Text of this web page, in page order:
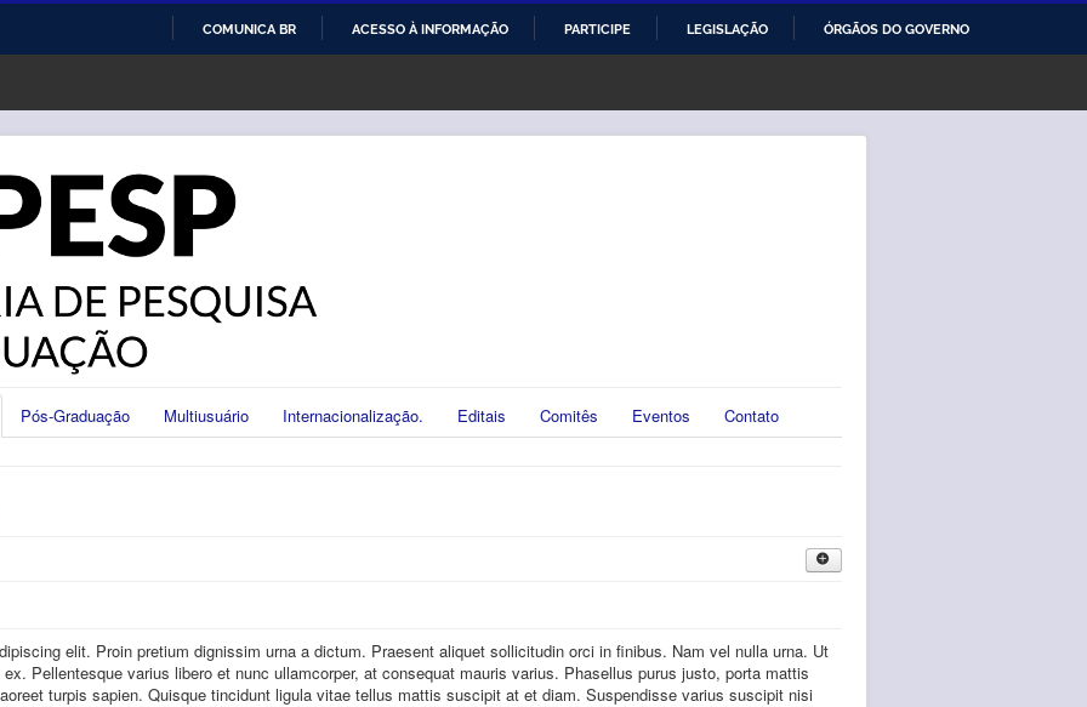
O
CONTEÚDO
COMUNICA BR ACESSO À INFORMAÇÃO PARTICIPE LEGISLAÇÃO ÓRGÃOS DO GOVERNO
Pós-Graduação Multiusuário Internacionalização. Editais Comitês Eventos Contato
1
elit. Proin pretium dignissim urna a dictum. Praesent aliquet sollicitudin orci in finibus. Nam vel nulla urna. Ut
Pellentesque varius libero et nunc ullamcorper, at consequat mauris varius. Phasellus purus justo, porta mattis
turpis sapien. Quisque tincidunt ligula vitae tellus mattis suscipit at et diam. Suspendisse varius suscipit nisi